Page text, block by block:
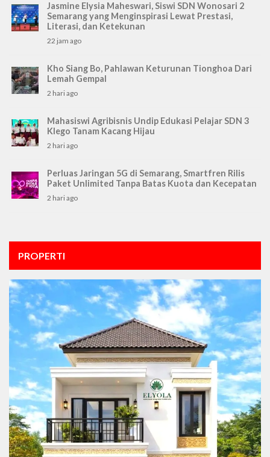
Jasmine Elysia Maheswari, Siswi SDN Wonosari 2
Semarang yang Menginspirasi Lewat Prestasi,
Literasi, dan Ketekunan
22 jam ago
Kho Siang Bo, Pahlawan Keturunan Tionghoa Dari
Lemah Gempal
2 hari ago
Mahasiswi Agribisnis Undip Edukasi Pelajar SDN 3
Klego Tanam Kacang Hijau
2 hari ago
Perluas Jaringan 5G di Semarang, Smartfren Rilis
Paket Unlimited Tanpa Batas Kuota dan Kecepatan
2 hari ago
PROPERTI